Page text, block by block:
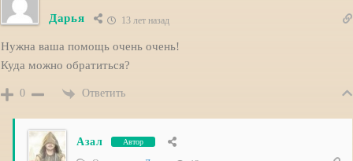
Дарья 13 лет назад
Нужна ваша помощь очень очень!
Куда можно обратиться?
0 Ответить
Азал Автор